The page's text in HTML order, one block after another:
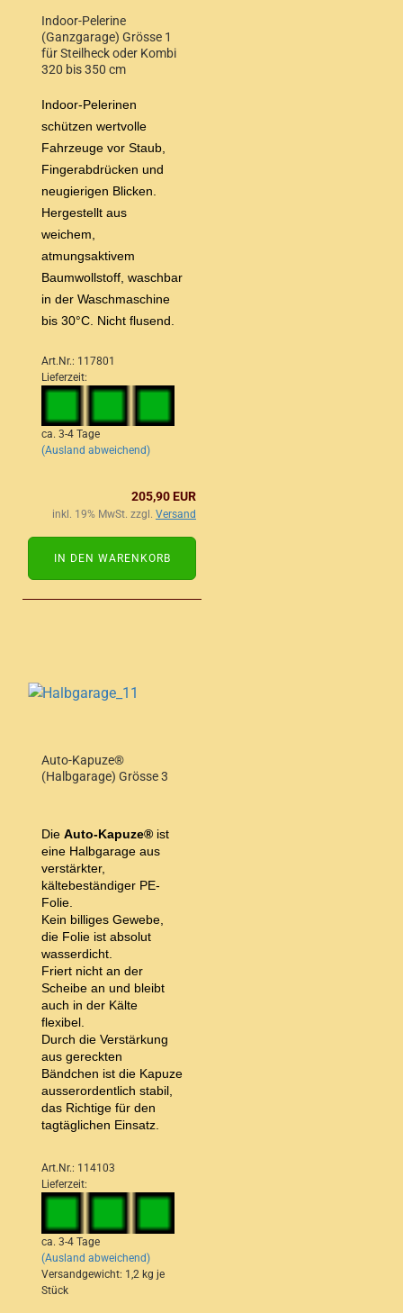
Indoor-Pelerine
(Ganzgarage) Grösse 1
für Steilheck oder Kombi
320 bis 350 cm
Indoor-Pelerinen
schützen wertvolle
Fahrzeuge vor Staub,
Fingerabdrücken und
neugierigen Blicken.
Hergestellt aus
weichem,
atmungsaktivem
Baumwollstoff, waschbar
in der Waschmaschine
bis 30°C. Nicht flusend.
Art.Nr.: 117801
Lieferzeit:
ca. 3-4 Tage
(Ausland abweichend)
205,90 EUR
inkl. 19% MwSt. zzgl. Versand
IN DEN WARENKORB
Auto-Kapuze®
(Halbgarage) Grösse 3
Die Auto-Kapuze® ist
eine Halbgarage aus
verstärkter,
kältebeständiger PE-
Folie.
Kein billiges Gewebe,
die Folie ist absolut
wasserdicht.
Friert nicht an der
Scheibe an und bleibt
auch in der Kälte
flexibel.
Durch die Verstärkung
aus gereckten
Bändchen ist die Kapuze
ausserordentlich stabil,
das Richtige für den
tagtäglichen Einsatz.
Art.Nr.: 114103
Lieferzeit:
ca. 3-4 Tage
(Ausland abweichend)
Versandgewicht: 1,2 kg je
Stück